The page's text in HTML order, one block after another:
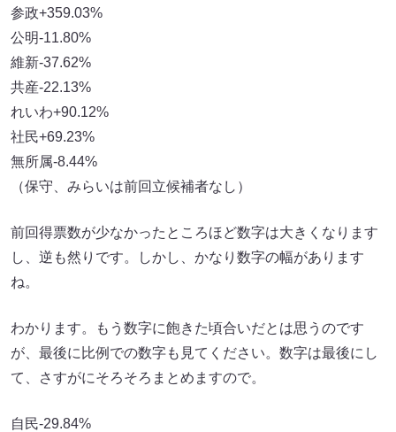
参政+359.03%
公明-11.80%
維新-37.62%
共産-22.13%
れいわ+90.12%
社民+69.23%
無所属-8.44%
（保守、みらいは前回立候補者なし）
前回得票数が少なかったところほど数字は大きくなります
し、逆も然りです。しかし、かなり数字の幅があります
ね。
わかります。もう数字に飽きた頃合いだとは思うのです
が、最後に比例での数字も見てください。数字は最後にし
て、さすがにそろそろまとめますので。
自民-29.84%